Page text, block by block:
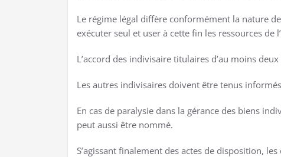
Le régime légal diffère conformément la nature
exécuter seul et user à cette fin les ressources
L’accord des indivisaire titulaires d’au moins
Les autres indivisaires doivent être tenus
En cas de paralysie dans la gérance des biens
peut aussi être nommé.
S’agissant finalement des actes de disposition,